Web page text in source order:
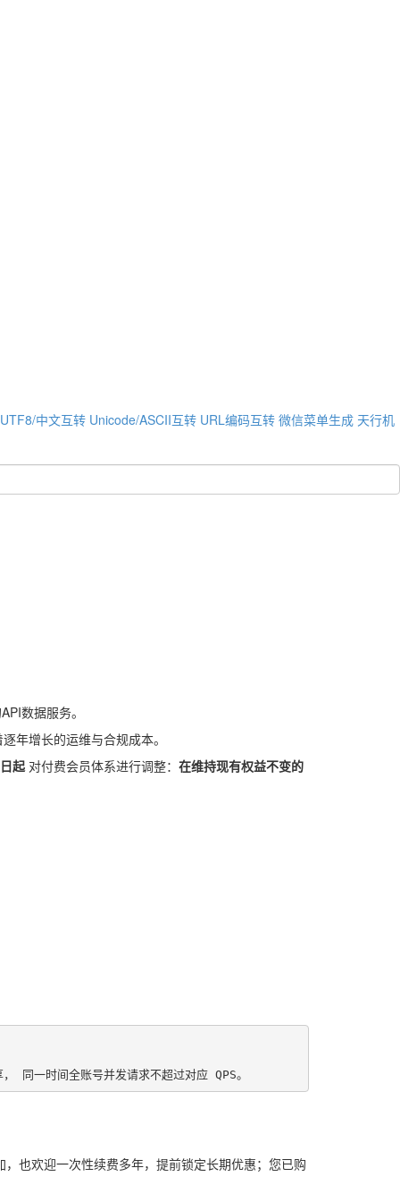
UTF8/中文互转 Unicode/ASCII互转 URL编码互转 微信菜单生成 天行机
数据服务。
年增长的运维与合规成本。
起对付费会员体系进行调整： 在维持现有权益不变的
同一时间全账号并发请求不超过对应 QPS。
也欢迎一次性续费多年，提前锁定长期优惠；您已购